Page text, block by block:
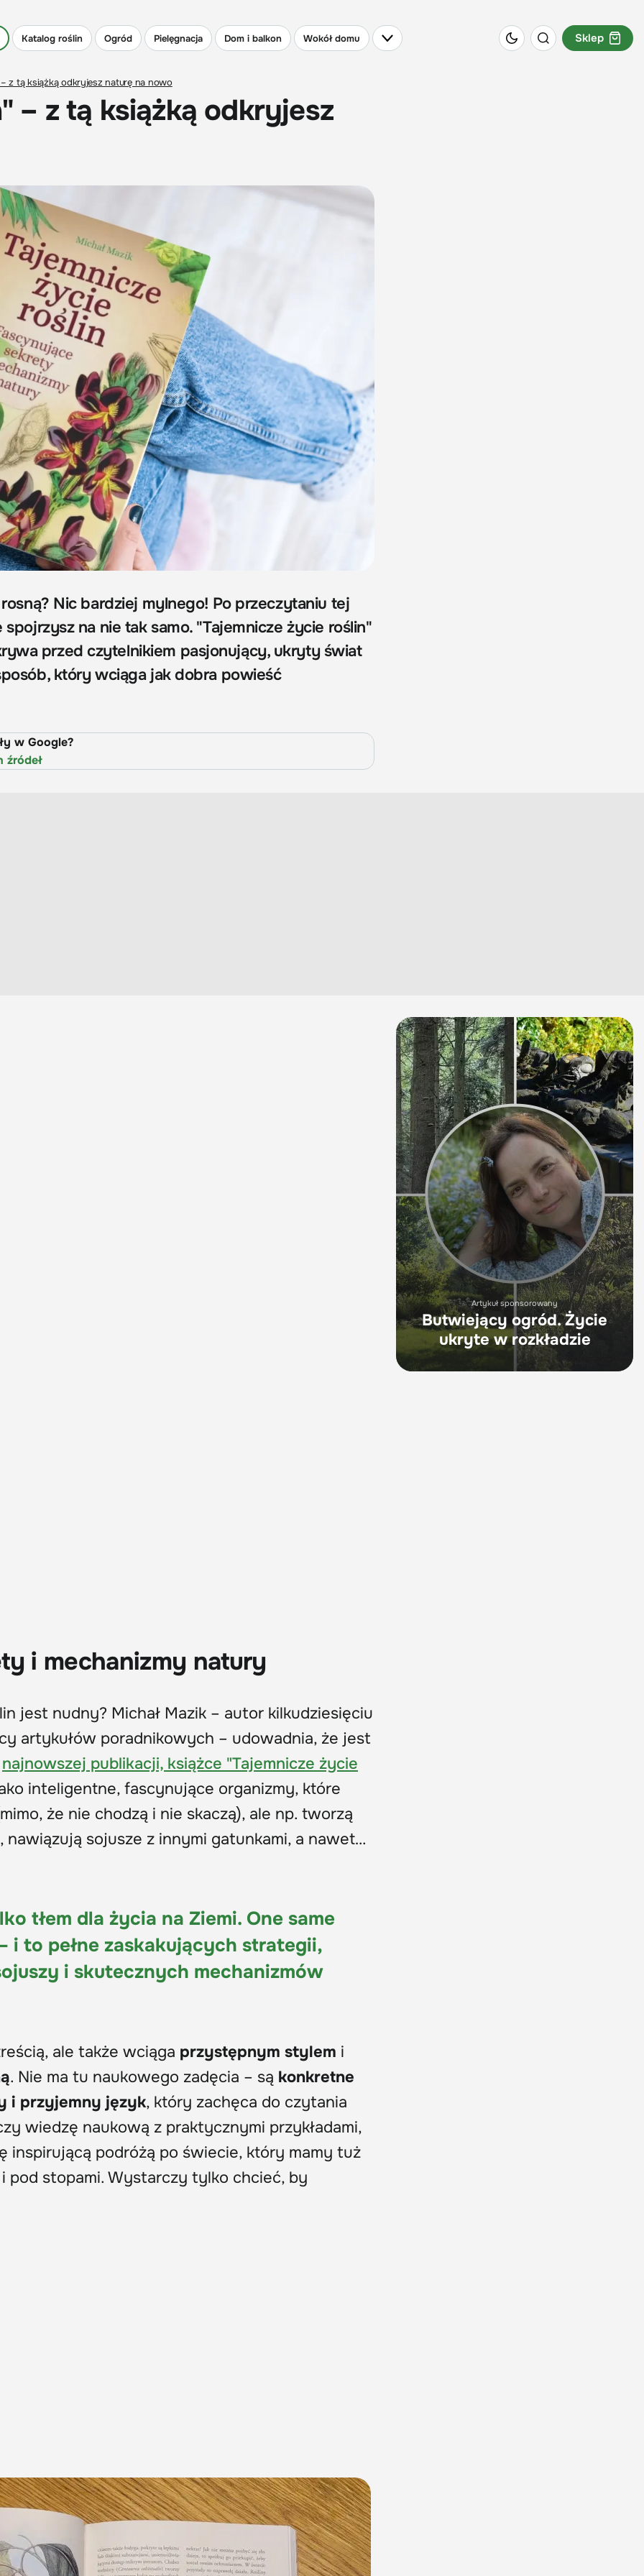
Katalog roślin Ogród Pielęgnacja Dom i balkon Wokół domu Sklep
z tą książką odkryjesz naturę na nowo
– z tą książką odkryjesz
Nic bardziej mylnego! Po przeczytaniu tej
na nie tak samo. "Tajemnicze życie roślin"
przed czytelnikiem pasjonujący, ukryty świat
który wciąga jak dobra powieść
w Google?
źródeł
i mechanizmy natury
jest nudny? Michał Mazik – autor kilkudziesięciu
artykułów poradnikowych – udowadnia, że jest
najnowszej publikacji, książce "Tajemnicze życie
inteligentne, fascynujące organizmy, które
że nie chodzą i nie skaczą), ale np. tworzą
nawiązują sojusze z innymi gatunkami, a nawet…
tłem dla życia na Ziemi. One same
i to pełne zaskakujących strategii,
i skutecznych mechanizmów
ale także wciąga przystępnym stylem i
. Nie ma tu naukowego zadęcia – są konkretne
i przyjemny język, który zachęca do czytania
wiedzę naukową z praktycznymi przykładami,
inspirującą podróżą po świecie, który mamy tuż
pod stopami. Wystarczy tylko chcieć, by
Artykuł sponsorowany
Butwiejący ogród. Życie
ukryte w rozkładzie